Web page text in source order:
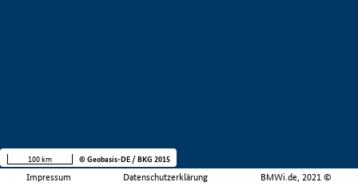
Impressum Datenschutzerklärung BMWi.de, 2021 ©
100 km © Geobasis-DE / BKG 2015